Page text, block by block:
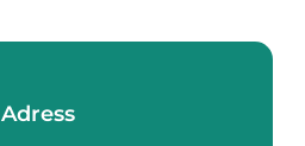
Adress